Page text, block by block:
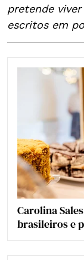
pretende
escritos em
Carolina
brasileiros e